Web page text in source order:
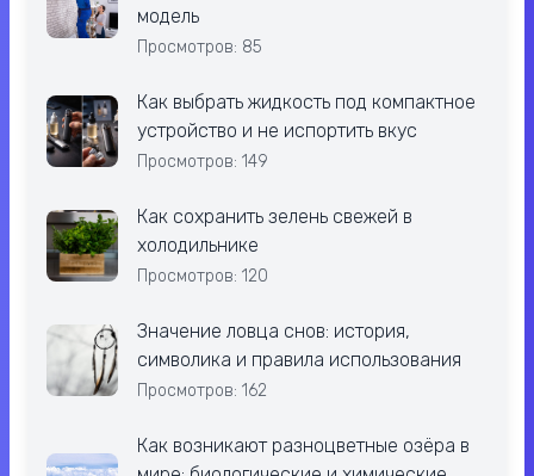
модель
Просмотров: 85
Как выбрать жидкость под компактное
устройство и не испортить вкус
Просмотров: 149
Как сохранить зелень свежей в
холодильнике
Просмотров: 120
Значение ловца снов: история,
символика и правила использования
Просмотров: 162
Как возникают разноцветные озёра в